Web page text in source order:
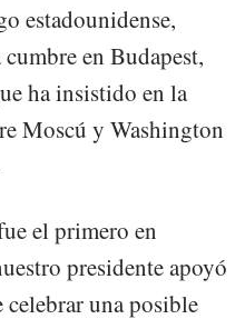
estadounidense,
en Budapest,
ha insistido en la
Moscú y Washington
el primero en
presidente apoyó
celebrar una posible